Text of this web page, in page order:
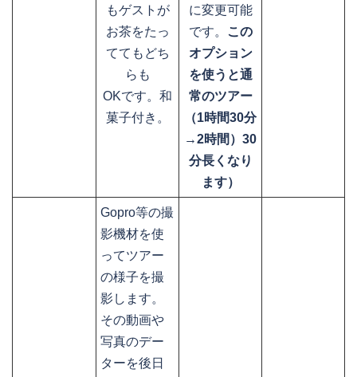
もゲストが
お茶をたっ
ててもどち
らも
OKです。和
菓子付き。
に変更可能
です。
この
オプション
を使うと通
常のツアー
（1時間30分
→2時間）30
分長くなり
ます）
Gopro等の撮
影機材を使
ってツアー
の様子を撮
影します。
その動画や
写真のデー
ターを後日